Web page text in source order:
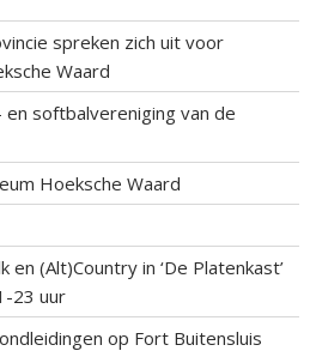
spreken zich uit voor
Waard
softbalvereniging van de
Hoeksche Waard
en (Alt)Country in ‘De Platenkast’
23 uur
op Fort Buitensluis